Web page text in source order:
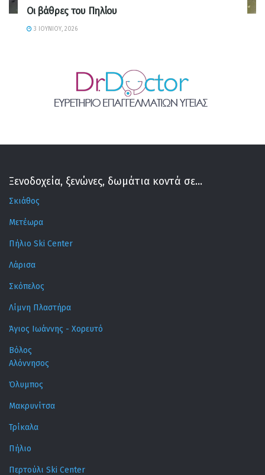
Οι βάθρες του Πηλίου
3 ΙΟΥΝΊΟΥ, 2026
Ξενοδοχεία, ξενώνες, δωμάτια κοντά σε...
Σκιάθος
Μετέωρα
Πήλιο Ski Center
Λάρισα
Σκόπελος
Λίμνη Πλαστήρα
Άγιος Ιωάννης - Χορευτό
Βόλος
Αλόννησος
Όλυμπος
Μακρυνίτσα
Τρίκαλα
Πήλιο
Περτούλι Ski Center